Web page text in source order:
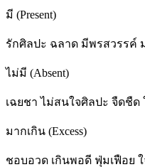
มี (Present)
รักศิลปะ ฉลาด มีพรสวรรค์
ไม่มี (Absent)
เฉยชา ไม่สนใจศิลปะ จืดชื
มากเกิน (Excess)
ชอบอวด เกินพอดี ฟุ่มเฟือย ใ